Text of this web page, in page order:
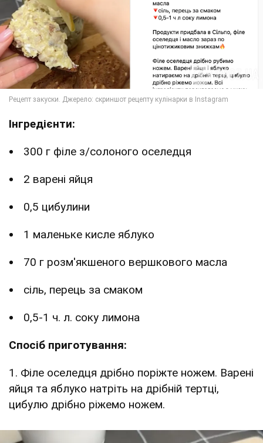
Інгредієнти:
300 г філе з/солоного оселедця
2 варені яйця
0,5 цибулини
1 маленьке кисле яблуко
70 г розм'якшеного вершкового масла
сіль, перець за смаком
0,5-1 ч. л. соку лимона
Спосіб приготування:
1. Філе оселедця дрібно поріжте ножем. Варені
яйця та яблуко натріть на дрібній тертці,
цибулю дрібно ріжемо ножем.